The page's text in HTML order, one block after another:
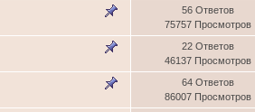
56 Ответов
75757 Просмотров
22 Ответов
46137 Просмотров
64 Ответов
86007 Просмотров